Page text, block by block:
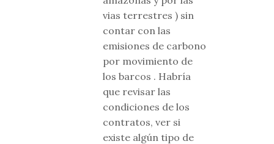
vias terrestres ) sin
contar con las
emisiones de carbono
por movimiento de
los barcos . Habría
que revisar las
condiciones de los
contratos, ver si
existe algún tipo de